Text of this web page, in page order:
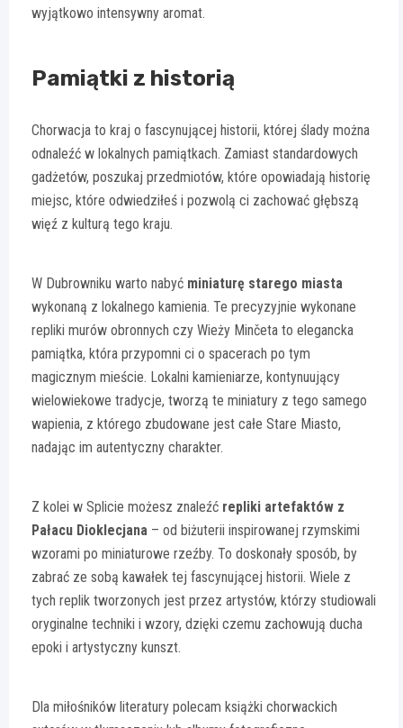
wyjątkowo intensywny aromat.
Pamiątki z historią
Chorwacja to kraj o fascynującej historii, której ślady można
odnaleźć w lokalnych pamiątkach. Zamiast standardowych
gadżetów, poszukaj przedmiotów, które opowiadają historię
miejsc, które odwiedziłeś i pozwolą ci zachować głębszą
więź z kulturą tego kraju.
W Dubrowniku warto nabyć miniaturę starego miasta
wykonaną z lokalnego kamienia. Te precyzyjnie wykonane
repliki murów obronnych czy Wieży Minčeta to elegancka
pamiątka, która przypomni ci o spacerach po tym
magicznym mieście. Lokalni kamieniarze, kontynuujący
wielowiekowe tradycje, tworzą te miniatury z tego samego
wapienia, z którego zbudowane jest całe Stare Miasto,
nadając im autentyczny charakter.
Z kolei w Splicie możesz znaleźć repliki artefaktów z
Pałacu Dioklecjana – od biżuterii inspirowanej rzymskimi
wzorami po miniaturowe rzeźby. To doskonały sposób, by
zabrać ze sobą kawałek tej fascynującej historii. Wiele z
tych replik tworzonych jest przez artystów, którzy studiowali
oryginalne techniki i wzory, dzięki czemu zachowują ducha
epoki i artystyczny kunszt.
Dla miłośników literatury polecam książki chorwackich